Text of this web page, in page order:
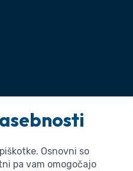
Osnovni so
pa vam omogočajo